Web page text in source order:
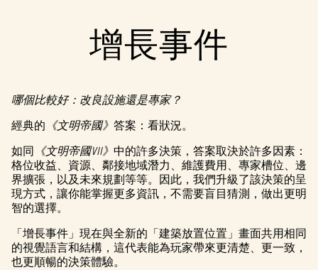
增長事件
哪個比較好：改良設施還是專家？
經典的 《文明帝國》 答案：看狀況。
如同 《文明帝國VII》 中的許多決策，答案取決於許多因素：
格位收益、資源、鄰接地域潛力、維護費用、專家槽位、邊
界擴張，以及未來規劃等等。因此，我們升級了該決策的呈
現方式，讓你能掌握更多資訊，不需要盲目猜測，做出更明
智的選擇。
「增長事件」現在與全新的「建築放置位置」畫面共用相同
的視覺語言和結構，這代表能為玩家帶來更清楚、更一致，
也更順暢的決策體驗。